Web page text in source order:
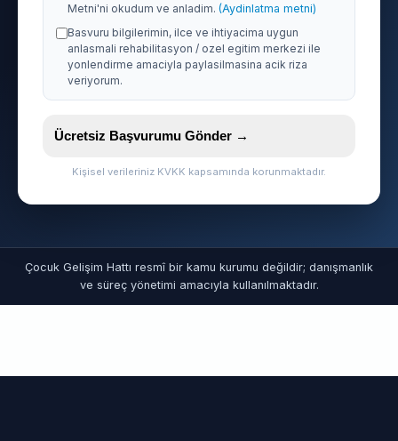
Metni'ni okudum ve anladim. (Aydinlatma metni)
Basvuru bilgilerimin, ilce ve ihtiyacima uygun
anlasmali rehabilitasyon / ozel egitim merkezi ile
yonlendirme amaciyla paylasilmasina acik riza
veriyorum.
Ücretsiz Başvurumu Gönder →
Kişisel verileriniz KVKK kapsamında korunmaktadır.
Çocuk Gelişim Hattı resmî bir kamu kurumu değildir; danışmanlık
ve süreç yönetimi amacıyla kullanılmaktadır.